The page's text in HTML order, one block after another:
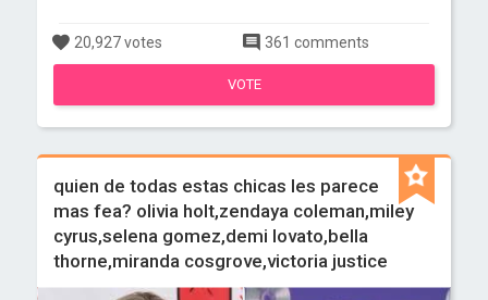
20,927 votes 361 comments
VOTE
quien de todas estas chicas les parece
mas fea? olivia holt,zendaya coleman,miley
cyrus,selena gomez,demi lovato,bella
thorne,miranda cosgrove,victoria justice